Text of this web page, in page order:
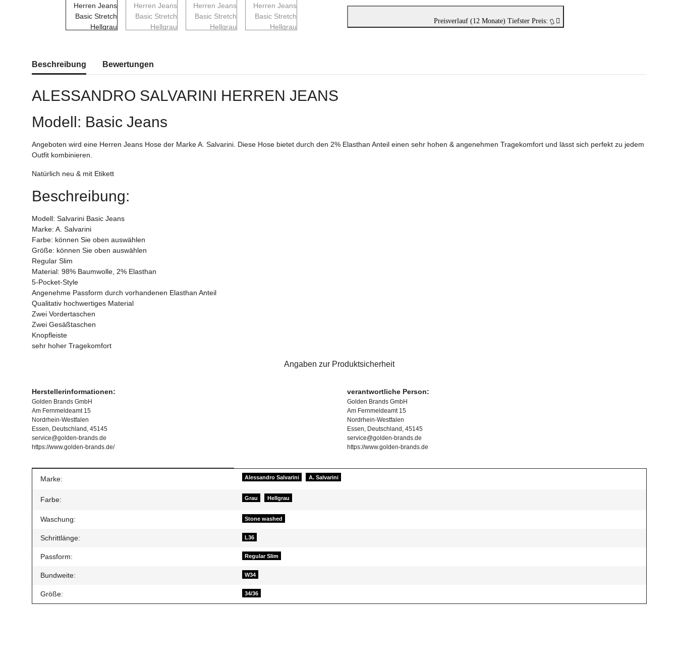
Preisverlauf (12 Monate) Tiefster Preis:
Beschreibung Bewertungen
ALESSANDRO SALVARINI HERREN JEANS
Modell: Basic Jeans
Angeboten wird eine Herren Jeans Hose der Marke A. Salvarini. Diese Hose bietet durch den 2% Elasthan Anteil einen sehr hohen & angenehmen Tragekomfort und lässt sich perfekt zu jedem
Outfit kombinieren.
Natürlich neu & mit Etikett
Beschreibung:
Modell: Salvarini Basic Jeans
Marke: A. Salvarini
Farbe: können Sie oben auswählen
Größe: können Sie oben auswählen
Regular Slim
Material: 98% Baumwolle, 2% Elasthan
5-Pocket-Style
Angenehme Passform durch vorhandenen Elasthan Anteil
Qualitativ hochwertiges Material
Zwei Vordertaschen
Zwei Gesäßtaschen
Knopfleiste
sehr hoher Tragekomfort
Angaben zur Produktsicherheit
Herstellerinformationen:
Golden Brands GmbH
Am Fernmeldeamt 15
Nordrhein-Westfalen
Essen, Deutschland, 45145
service@golden-brands.de
https://www.golden-brands.de/
verantwortliche Person:
Golden Brands GmbH
Am Fernmeldeamt 15
Nordrhein-Westfalen
Essen, Deutschland, 45145
service@golden-brands.de
https://www.golden-brands.de
Produkteigenschaft
Wert
Marke: Alessandro Salvarini A. Salvarini
Farbe: Grau Hellgrau
Waschung: Stone washed
Schrittlänge: L36
Passform: Regular Slim
Bundweite: W34
Größe: 34/36